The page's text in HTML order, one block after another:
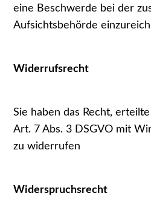
eine Beschwerde bei der
Aufsichtsbehörde
Widerrufsrecht
Sie haben das Recht,
Art. 7 Abs. 3 DSGVO mit
zu widerrufen
Widerspruchsrecht